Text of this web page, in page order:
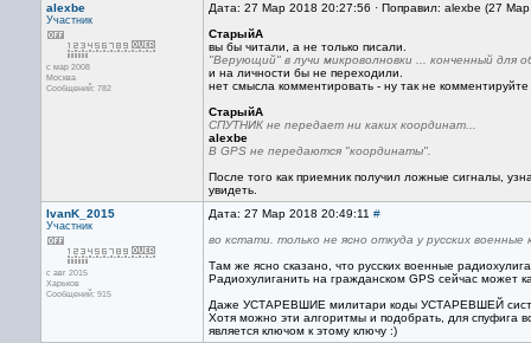
alexbe
Участник
с мар 2008
Москва
Сообщений: 782
Дата: 27 Мар 2018 20:27:56 · Поправил: alexbe (27
СтарыйА
вы бы читали, а не только писали.
"Верующий" в лучи микроволновки ... конченный для
и на личности бы не переходили.
нет смысла комментировать - ну так не
СтарыйА
СПУТНИК не передает ни каких координат...
alexbe
В GPS не передаются "координаты".
После того как приемник получил ложные сигналы,
увидеть.
IvanK_2015
Участник
с авг 2015
Харьков
Сообщений: 915
Дата: 27 Мар 2018 20:49:11 #
во кстати. только не ясно откуда у русских военные
Там же ясно сказано, что русских военные
Радиохулиганить на гражданском GPS сейчас может
Даже УСТАРЕВШИЕ милитари коды УСТАРЕВШЕЙ
Хотя можно эти алгоритмы и подобрать, для
является ключом к этому ключу :)